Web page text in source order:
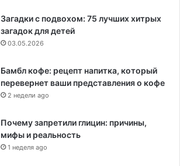
Загадки с подвохом: 75 лучших хитрых
загадок для детей
03.05.2026
Бамбл кофе: рецепт напитка, который
перевернет ваши представления о кофе
2 недели ago
Почему запретили глицин: причины,
мифы и реальность
1 неделя ago